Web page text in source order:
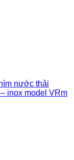
nước thải
inox model VRm